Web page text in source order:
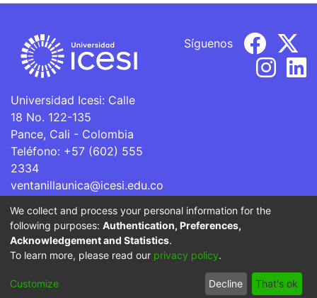
Universidad Icesi: Calle
18 No. 122-135
Pance, Cali - Colombia
Teléfono: +57 (602) 555
2334
ventanillaunica@icesi.edu.co
Síguenos
La Universidad Icesi es una Institución de Educación
Superior que se encuentra sujeta a inspección y vigilancia
por parte del Ministerio de Educación Nacional.
Cookie
End User
Agreement
Send
Feedback
We collect and process your personal information for the
following purposes: Authentication, Preferences,
Acknowledgement and Statistics.
To learn more, please read our privacy policy.
Customize Decline That's ok